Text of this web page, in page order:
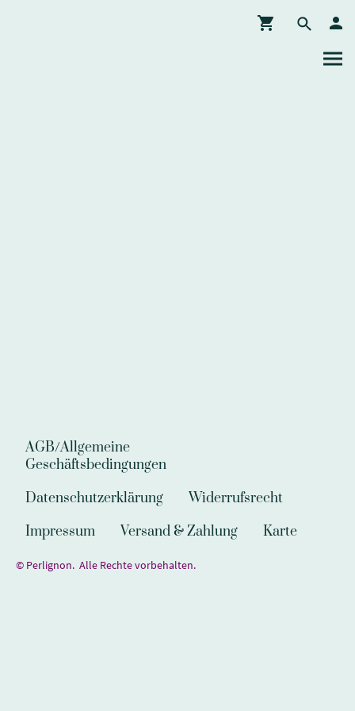
AGB/Allgemeine
Geschäftsbedingungen
Datenschutzerklärung
Widerrufsrecht
Impressum
Versand & Zahlung Karte
© Perlignon. Alle Rechte vorbehalten.